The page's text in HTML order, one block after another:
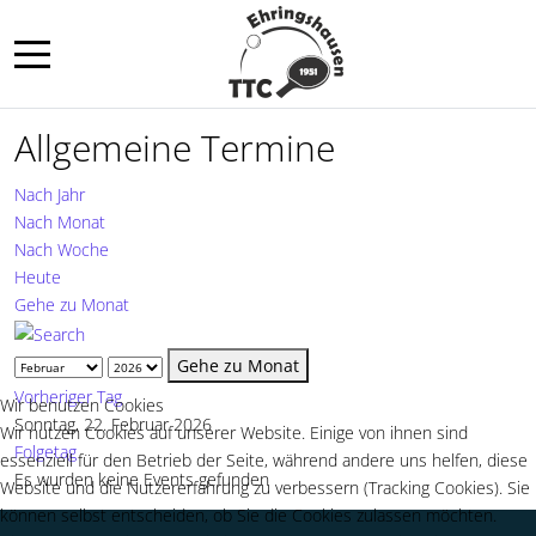
Mobile Menu Toggle
Allgemeine Termine
Nach Jahr
Nach Monat
Nach Woche
Heute
Gehe zu Monat
Gehe zu Monat
Vorheriger Tag
Sonntag, 22. Februar 2026
Folgetag
Es wurden keine Events gefunden
Wir benutzen Cookies
Wir nutzen Cookies auf unserer Website. Einige von ihnen sind
essenziell für den Betrieb der Seite, während andere uns helfen, diese
Website und die Nutzererfahrung zu verbessern (Tracking Cookies). Sie
können selbst entscheiden, ob Sie die Cookies zulassen möchten.